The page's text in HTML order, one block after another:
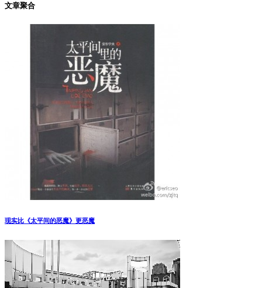
文章聚合
现实比《太平间的恶魔》更恶魔